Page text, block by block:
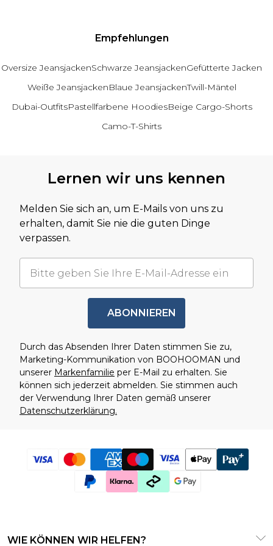
Empfehlungen
Oversize JeansjackenSchwarze JeansjackenGefütterte Jacken
Weiße JeansjackenBlaue JeansjackenTwill-Mäntel
Dubai-OutfitsPastellfarbene HoodiesBeige Cargo-Shorts
Camo-T-Shirts
Lernen wir uns kennen
Melden Sie sich an, um E-Mails von uns zu
erhalten, damit Sie nie die guten Dinge
verpassen.
ABONNIEREN
Durch das Absenden Ihrer Daten stimmen Sie zu,
Marketing-Kommunikation von BOOHOOMAN und
unserer Markenfamilie per E-Mail zu erhalten. Sie
können sich jederzeit abmelden. Sie stimmen auch
der Verwendung Ihrer Daten gemäß unserer
Datenschutzerklärung.
WIE KÖNNEN WIR HELFEN?